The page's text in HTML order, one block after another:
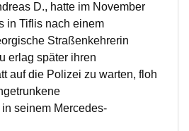
D., hatte im November
in Tiflis nach einem
Straßenkehrerin
erlag später ihren
auf die Polizei zu warten, floh
seinem Mercedes-